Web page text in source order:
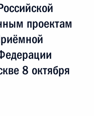
проектам
8 октября